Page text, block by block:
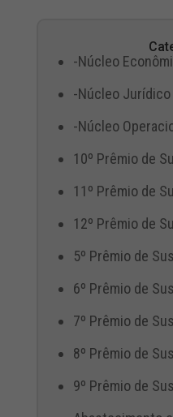
-Núcleo
-Núcleo Jurídico
-Núcleo
10º Prêmio de
11º Prêmio de
12º Prêmio de
5º Prêmio de
6º Prêmio de
7º Prêmio de
8º Prêmio de
9º Prêmio de